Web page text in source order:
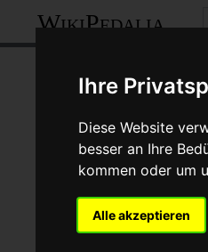
Ihre
Diese Website
besser an Ihre
kommen oder um
Alle akzeptieren
WikiPedalia